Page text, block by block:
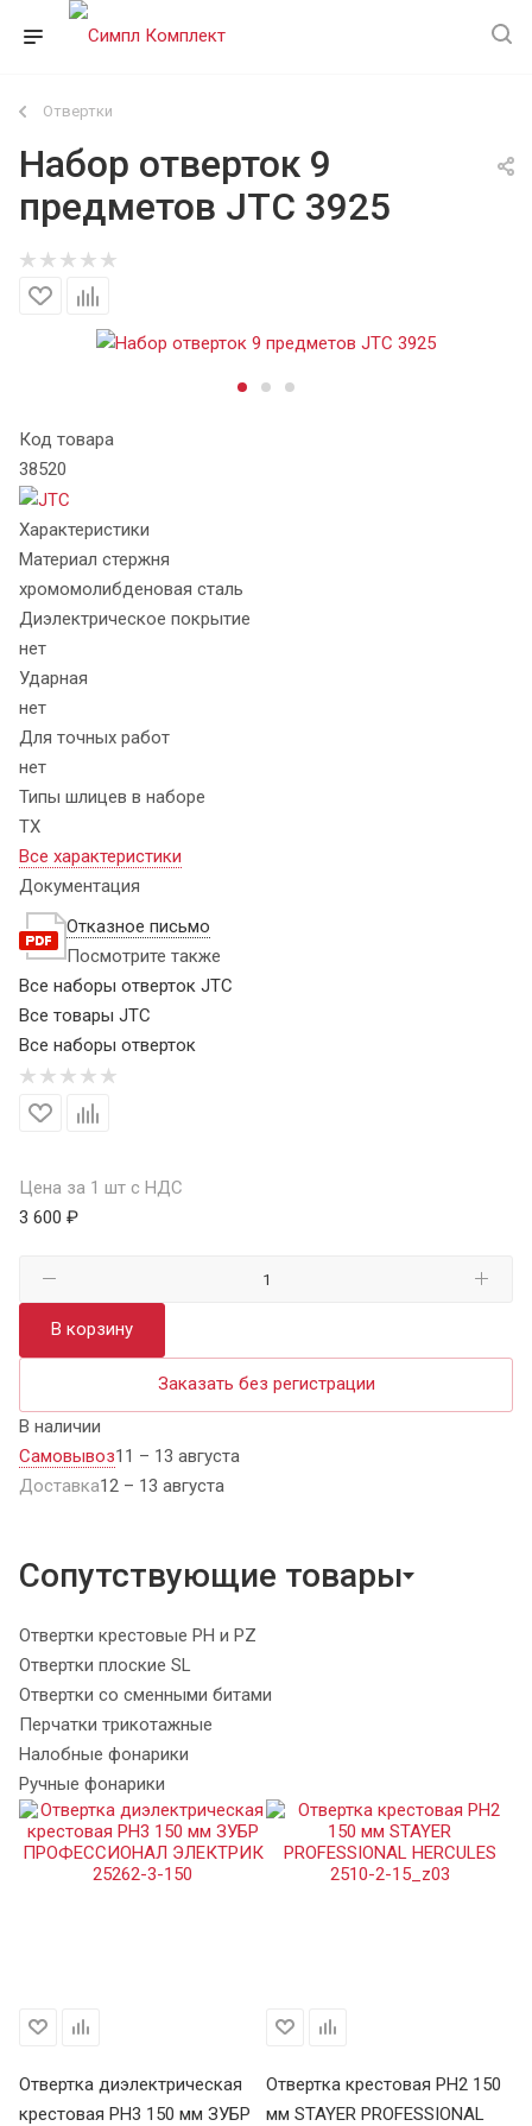
Отвертки
Набор отверток 9
предметов JTC 3925
Код товара
38520
Характеристики
Материал стержня
хромомолибденовая сталь
Диэлектрическое покрытие
нет
Ударная
нет
Для точных работ
нет
Типы шлицев в наборе
TX
Все характеристики
Документация
Отказное письмо
Посмотрите также
Все наборы отверток JTC
Все товары JTC
Все наборы отверток
Цена за 1 шт с НДС
3 600 ₽
В корзину
Заказать без регистрации
В наличии
Самовывоз11 – 13 августа
Доставка12 – 13 августа
Сопутствующие товары
Отвертки крестовые PH и PZ
Отвертки плоские SL
Отвертки со сменными битами
Перчатки трикотажные
Налобные фонарики
Ручные фонарики
Отвертка диэлектрическая
крестовая PH3 150 мм ЗУБР
Отвертка крестовая PH2 150
мм STAYER PROFESSIONAL